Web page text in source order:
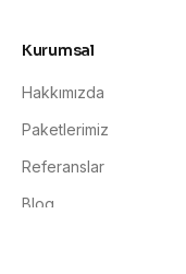
Kurumsal
Hakkımızda
Paketlerimiz
Referanslar
Blog